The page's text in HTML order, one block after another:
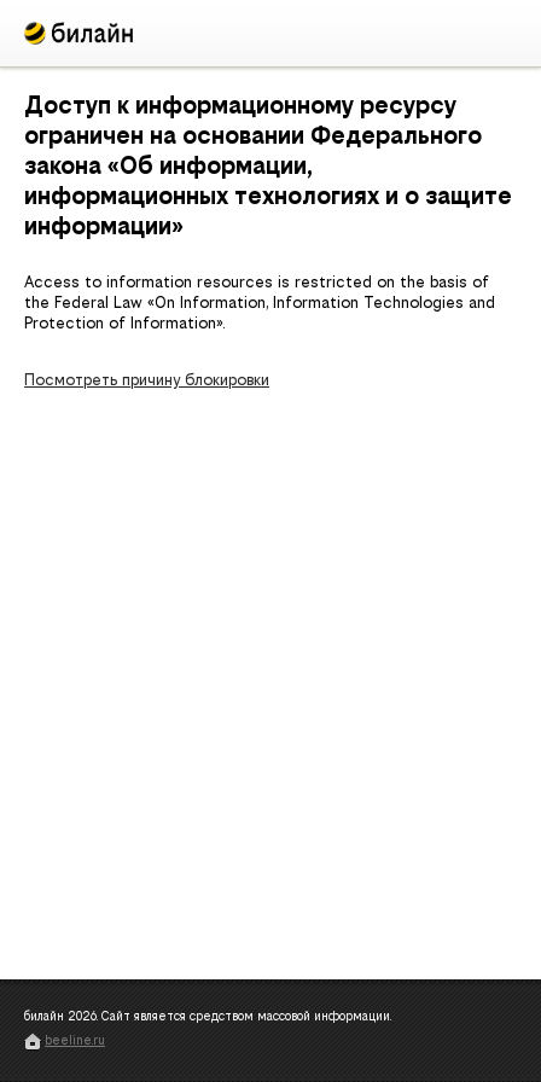
Доступ к информационному ресурсу
ограничен на основании Федерального
закона «Об информации,
информационных технологиях и о защите
информации»
Access to information resources is restricted on the basis of
the Federal Law «On Information, Information Technologies and
Protection of Information».
Посмотреть причину блокировки
билайн 2026. Сайт является средством массовой информации.
beeline.ru